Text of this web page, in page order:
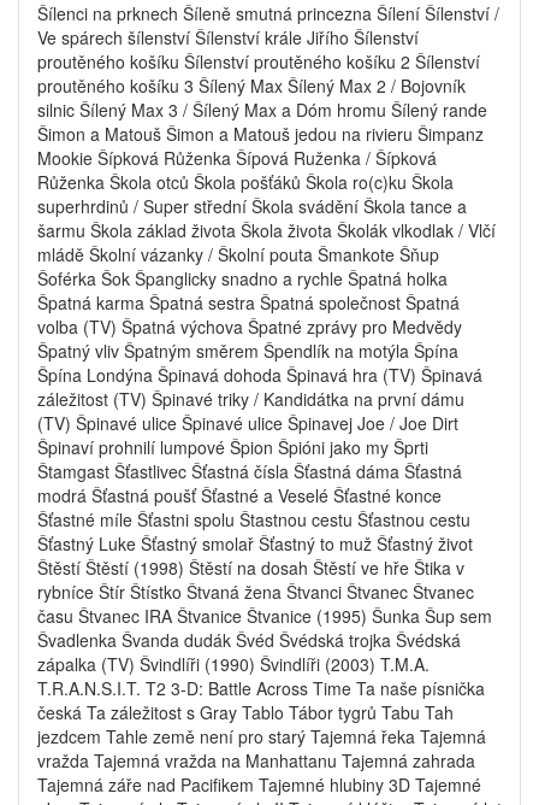
Šílenci na prknech Šíleně smutná princezna Šílení Šílenství /
Ve spárech šílenství Šílenství krále Jiřího Šílenství
proutěného košíku Šílenství proutěného košíku 2 Šílenství
proutěného košíku 3 Šílený Max Šílený Max 2 / Bojovník
silnic Šílený Max 3 / Šílený Max a Dóm hromu Šílený rande
Šimon a Matouš Šimon a Matouš jedou na rivieru Šimpanz
Mookie Šípková Růženka Šípová Ruženka / Šípková
Růženka Škola otců Škola pošťáků Škola ro(c)ku Škola
superhrdinů / Super střední Škola svádění Škola tance a
šarmu Škola základ života Škola života Školák vlkodlak / Vlčí
mládě Školní vázanky / Školní pouta Šmankote Šňup
Šoférka Šok Španglicky snadno a rychle Špatná holka
Špatná karma Špatná sestra Špatná společnost Špatná
volba (TV) Špatná výchova Špatné zprávy pro Medvědy
Špatný vliv Špatným směrem Špendlík na motýla Špína
Špína Londýna Špinavá dohoda Špinavá hra (TV) Špinavá
záležitost (TV) Špinavé triky / Kandidátka na první dámu
(TV) Špinavé ulice Špinavé ulice Špinavej Joe / Joe Dirt
Špinaví prohnilí lumpové Špion Špióni jako my Šprti
Štamgast Šťastlivec Šťastná čísla Šťastná dáma Šťastná
modrá Šťastná poušť Šťastné a Veselé Šťastné konce
Šťastné míle Šťastni spolu Štastnou cestu Šťastnou cestu
Šťastný Luke Šťastný smolař Šťastný to muž Šťastný život
Štěstí Štěstí (1998) Štěstí na dosah Štěstí ve hře Štika v
rybníce Štír Štístko Štvaná žena Štvanci Štvanec Štvanec
času Štvanec IRA Štvanice Štvanice (1995) Šunka Šup sem
Švadlenka Švanda dudák Švéd Švédská trojka Švédská
zápalka (TV) Švindlíři (1990) Švindlíři (2003) T.M.A.
T.R.A.N.S.I.T. T2 3-D: Battle Across Time Ta naše písnička
česká Ta záležitost s Gray Tablo Tábor tygrů Tabu Tah
jezdcem Tahle země není pro starý Tajemná řeka Tajemná
vražda Tajemná vražda na Manhattanu Tajemná zahrada
Tajemná záře nad Pacifikem Tajemné hlubiny 3D Tajemné